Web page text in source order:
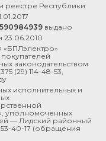
реестре Республики
выдано
законодательством
(29) 114-48-53
исполнительных и
уполномоченных
— Лидский районный
53-40-17 (обращения